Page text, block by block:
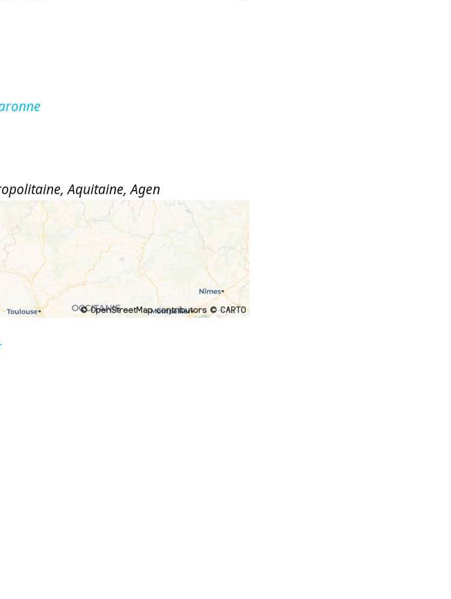
,Aquitaine,Agen